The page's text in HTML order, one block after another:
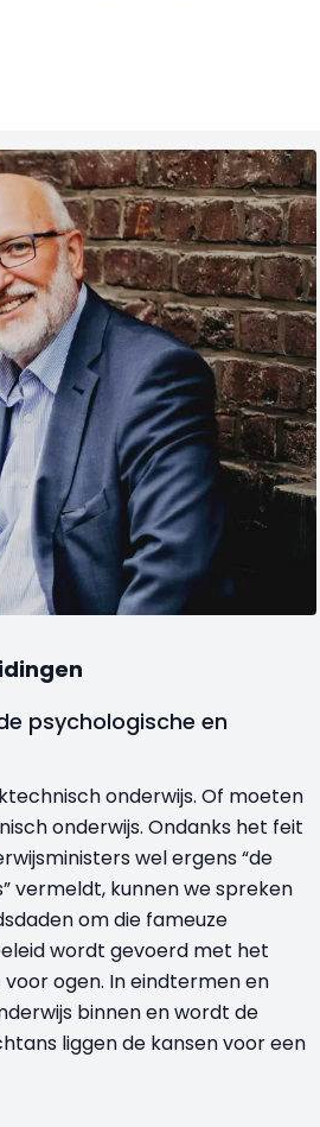
psychologische en
onderwijs. Of moeten
onderwijs. Ondanks het feit
wel ergens “de
vermeldt, kunnen we spreken
om die fameuze
wordt gevoerd met het
ogen. In eindtermen en
binnen en wordt de
liggen de kansen voor een